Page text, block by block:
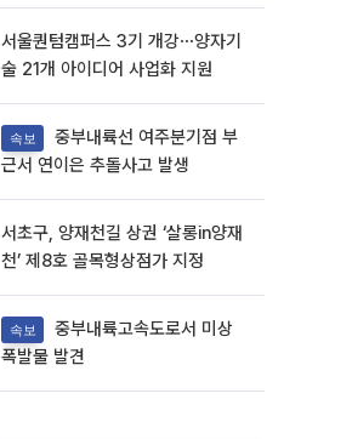
서울퀀텀캠퍼스 3기 개강⋯양자기
술 21개 아이디어 사업화 지원
속보
근서 연이은 추돌사고 발생
서초구, 양재천길 상권 ‘살롱in양재
천’ 제8호 골목형상점가 지정
속보
폭발물 발견